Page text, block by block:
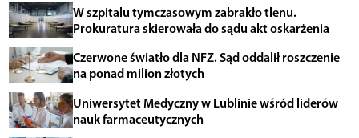
W szpitalu tymczasowym zabrakło tlenu.
Prokuratura skierowała do sądu akt oskarżenia
Czerwone światło dla NFZ. Sąd oddalił roszczenie
na ponad milion złotych
Uniwersytet Medyczny w Lublinie wśród liderów
nauk farmaceutycznych